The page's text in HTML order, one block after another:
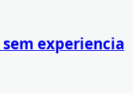
experiencia